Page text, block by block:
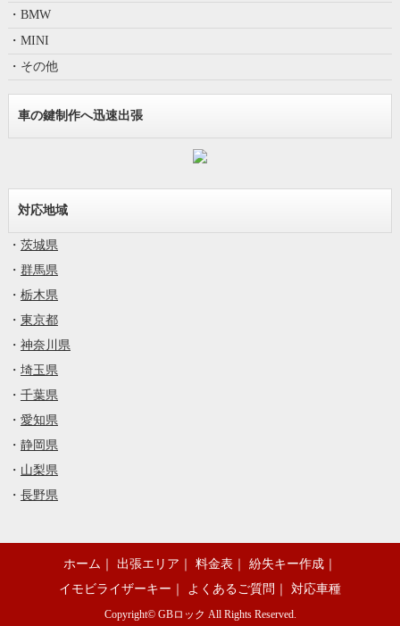
・BMW
・MINI
・その他
車の鍵制作へ迅速出張
対応地域
・ 茨城県
・ 群馬県
・ 栃木県
・ 東京都
・ 神奈川県
・ 埼玉県
・ 千葉県
・ 愛知県
・ 静岡県
・ 山梨県
・ 長野県
ホーム ｜ 出張エリア ｜ 料金表 ｜ 紛失キー作成 ｜
イモビライザーキー ｜ よくあるご質問 ｜ 対応車種
Copyright© GBロック All Rights Reserved.